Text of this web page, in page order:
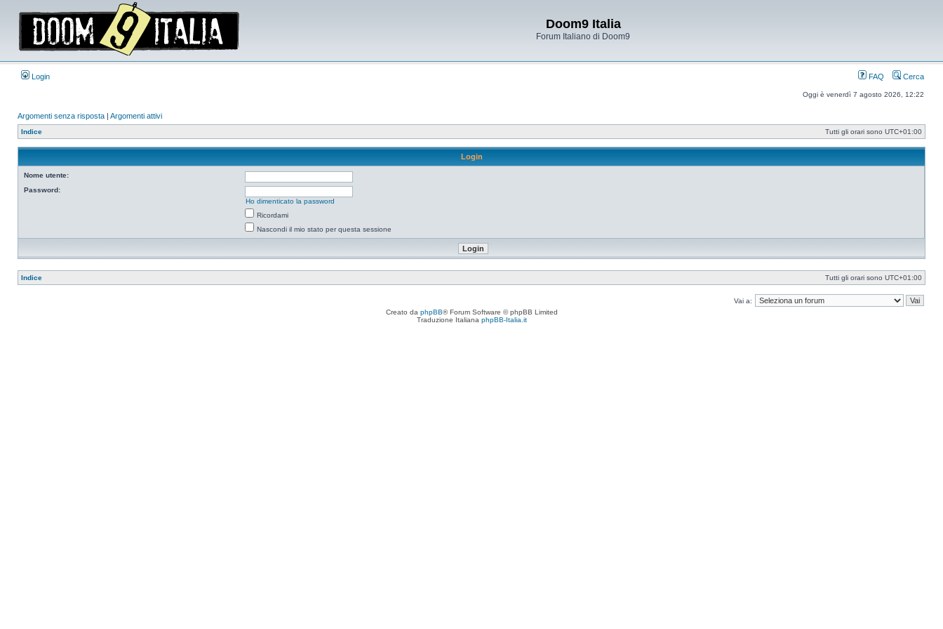
Doom9 Italia
Forum Italiano di Doom9
Login FAQ Cerca
Oggi è venerdì 7 agosto 2026, 12:22
Argomenti senza risposta | Argomenti attivi
Indice Tutti gli orari sono UTC+01:00
Login
Nome utente:
Password:
Ho dimenticato la password
Ricordami
Nascondi il mio stato per questa sessione
Indice Tutti gli orari sono UTC+01:00
Vai a:
Creato da phpBB® Forum Software © phpBB Limited
Traduzione Italiana phpBB-Italia.it